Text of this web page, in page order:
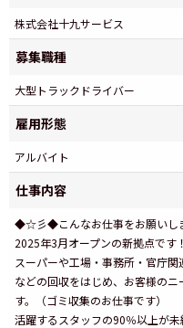
株式会社十九サービス
募集職種
大型トラックドライバー
雇用形態
アルバイト
仕事内容
◆☆彡◆こんなお仕事をお願い
2025年3月オープンの新拠点です！
スーパーや工場・事務所・官庁
などの回収をはじめ、お客様の
す。（ゴミ収集のお仕事です）
活躍するスタッフの90％以上が